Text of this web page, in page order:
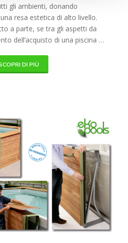
gli ambienti, donando
resa estetica di alto livello.
a parte, se tra gli aspetti da
dell’acquisto di una piscina …
DI PIÙ